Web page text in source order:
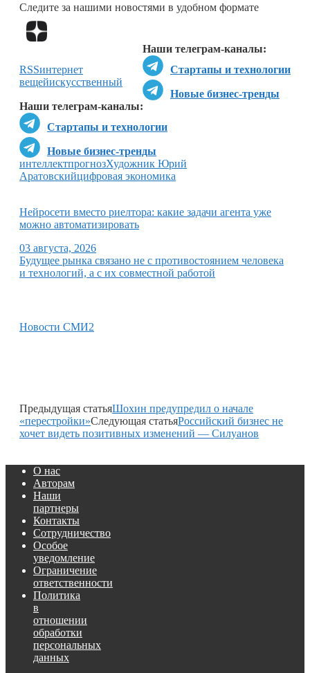
Следите за нашими новостями в удобном формате
Наши телеграм-каналы:
Стартапы и технологии
Новые бизнес-тренды
Наши телеграм-каналы:
Стартапы и технологии
Новые бизнес-тренды
RSSинтернет
вещейискусственный
интеллектпрогнозХудожник Юрий
Аратовскийцифровая экономика
Нейросети вместо риелтора: какие задачи агента уже
можно автоматизировать
03 августа, 2026
Будущее рынка связано не с противостоянием человека
и технологий, а с их совместной работой
Новости СМИ2
Предыдущая статьяШохин предупредил о начале
«перестройки»Следующая статьяРоссийский бизнес не
хочет видеть позитивных изменений — Силуанов
О нас
Авторам
Наши
партнеры
Контакты
Сотрудничество
Особое
уведомление
Ограничение
ответственности
Политика
в
отношении
обработки
персональных
данных